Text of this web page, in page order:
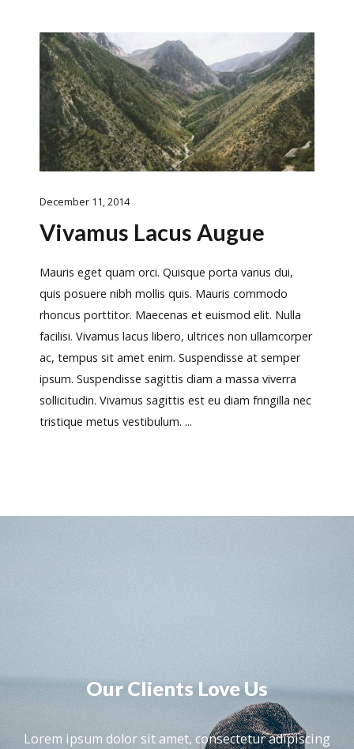
December 11, 2014
Vivamus Lacus Augue
Mauris eget quam orci. Quisque porta varius dui,
quis posuere nibh mollis quis. Mauris commodo
rhoncus porttitor. Maecenas et euismod elit. Nulla
facilisi. Vivamus lacus libero, ultrices non ullamcorper
ac, tempus sit amet enim. Suspendisse at semper
ipsum. Suspendisse sagittis diam a massa viverra
sollicitudin. Vivamus sagittis est eu diam fringilla nec
tristique metus vestibulum. ...
Our Clients Love Us
Lorem ipsum dolor sit amet, consectetur adipiscing